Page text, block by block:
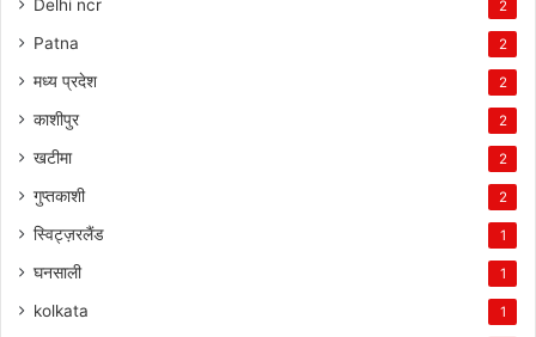
Delhi ncr 2
Patna 2
मध्य प्रदेश 2
काशीपुर 2
खटीमा 2
गुप्तकाशी 2
स्विट्ज़रलैंड 1
घनसाली 1
kolkata 1